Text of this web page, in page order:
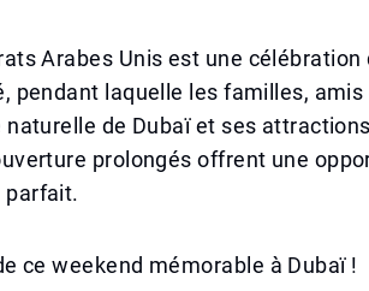
Arabes Unis est une célébration
pendant laquelle les familles,
de Dubaï et ses
prolongés offrent une
parfait.
ce weekend mémorable à Dubaï !